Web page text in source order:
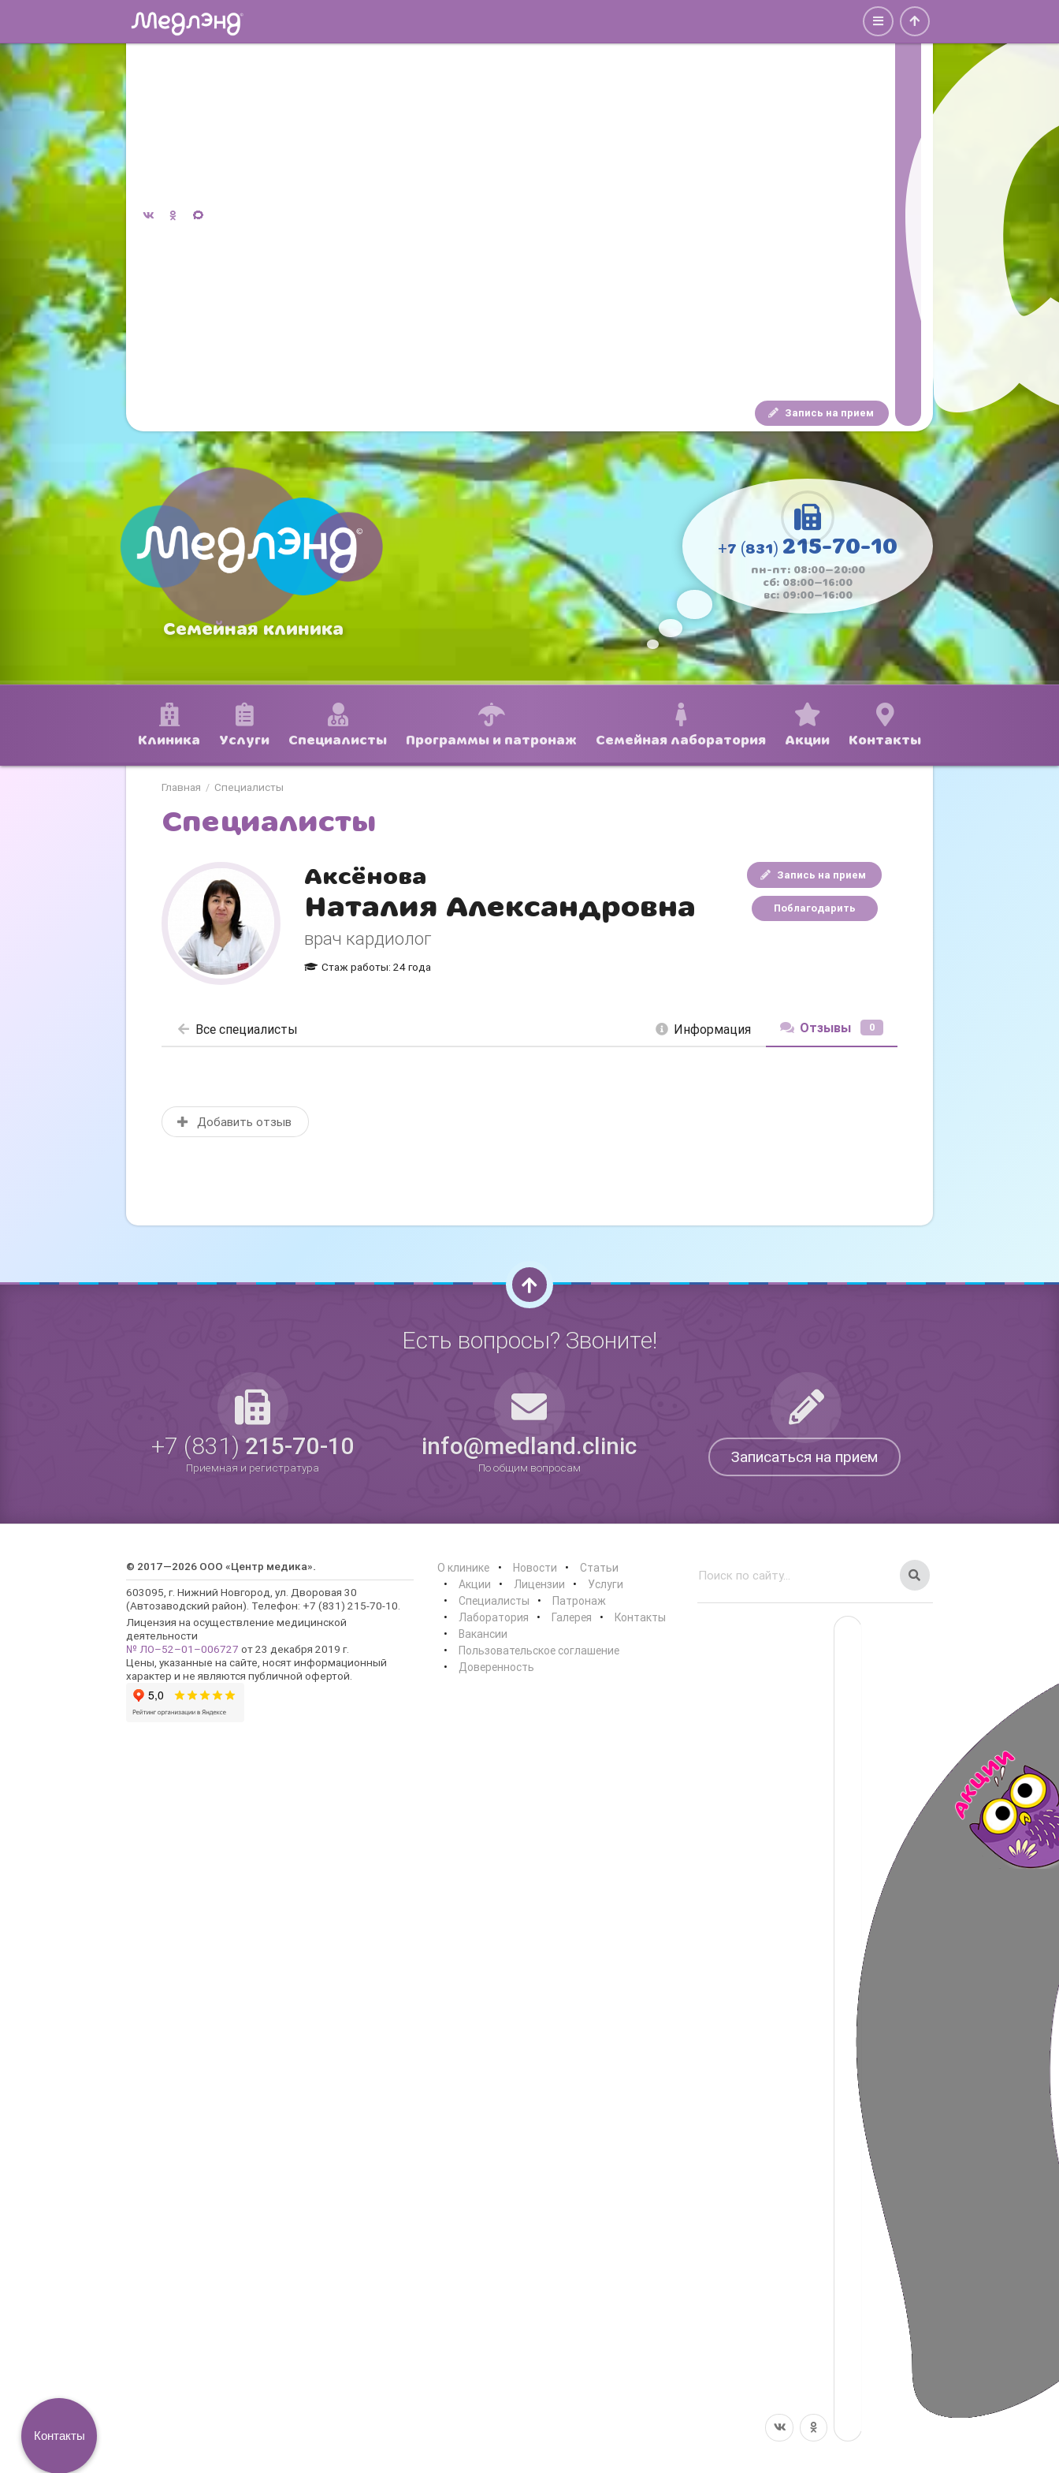
Запись на прием
Семейная клиника
+7 (831) 215-70-10
пн-пт: 08:00—20:00
сб: 08:00—16:00
вс: 09:00—16:00
Клиника Услуги Специалисты Программы и патронаж Семейная лаборатория Акции Контакты
Главная / Специалисты
Специалисты
Аксёнова
Наталия Александровна
врач кардиолог
Стаж работы: 24 года
Запись на прием
Поблагодарить
Все специалисты Информация Отзывы 0
Добавить отзыв
Есть вопросы? Звоните!
+7 (831) 215-70-10
Приемная и регистратура
info@medland.clinic
По общим вопросам
Записаться на прием
© 2017—2026 ООО «Центр медика».
603095, г. Нижний Новгород, ул. Дворовая 30
(Автозаводский район). Телефон: +7 (831) 215-70-10.
Лицензия на осуществление медицинской
деятельности
№ ЛО–52–01–006727 от 23 декабря 2019 г.
Цены, указанные на сайте, носят информационный
характер и не являются публичной офертой.
О клинике Новости
Статьи
Акции
Лицензии
Услуги
Специалисты
Патронаж
Лаборатория
Галерея
Контакты
Вакансии
Пользовательское соглашение
Доверенность
Контакты